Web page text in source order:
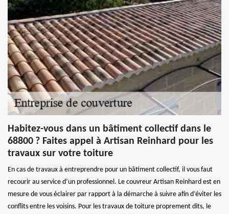
Habitez-vous dans un bâtiment collectif dans le
68800 ? Faites appel à Artisan Reinhard pour les
travaux sur votre toiture
En cas de travaux à entreprendre pour un bâtiment collectif, il vous faut
recourir au service d’un professionnel. Le couvreur Artisan Reinhard est en
mesure de vous éclairer par rapport à la démarche à suivre afin d’éviter les
conflits entre les voisins. Pour les travaux de toiture proprement dits, le